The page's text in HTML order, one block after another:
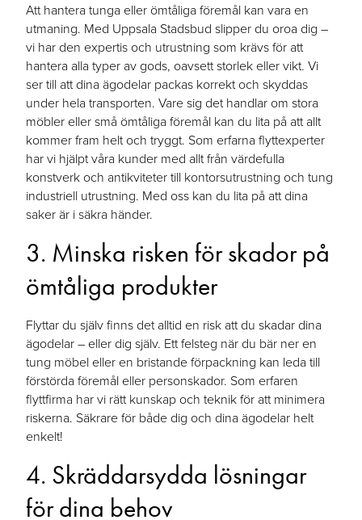
Att hantera tunga eller ömtåliga föremål kan vara en
utmaning. Med Uppsala Stadsbud slipper du oroa dig –
vi har den expertis och utrustning som krävs för att
hantera alla typer av gods, oavsett storlek eller vikt. Vi
ser till att dina ägodelar packas korrekt och skyddas
under hela transporten. Vare sig det handlar om stora
möbler eller små ömtåliga föremål kan du lita på att allt
kommer fram helt och tryggt. Som erfarna flyttexperter
har vi hjälpt våra kunder med allt från värdefulla
konstverk och antikviteter till kontorsutrustning och tung
industriell utrustning. Med oss kan du lita på att dina
saker är i säkra händer.
3. Minska risken för skador på
ömtåliga produkter
Flyttar du själv finns det alltid en risk att du skadar dina
ägodelar – eller dig själv. Ett felsteg när du bär ner en
tung möbel eller en bristande förpackning kan leda till
förstörda föremål eller personskador. Som erfaren
flyttfirma har vi rätt kunskap och teknik för att minimera
riskerna. Säkrare för både dig och dina ägodelar helt
enkelt!
4. Skräddarsydda lösningar
för dina behov